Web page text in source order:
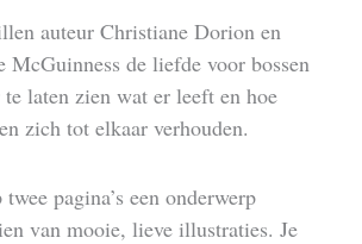
auteur Christiane Dorion en
McGuinness de liefde voor bossen
laten zien wat er leeft en hoe
zich tot elkaar verhouden.
pagina’s een onderwerp
van mooie, lieve illustraties. Je